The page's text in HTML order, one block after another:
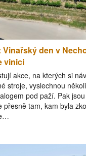
Vinařský den v
vinici
akce, na kterých si
stroje, vyslechnou
pod paží. Pak
přesně tam, kam byla